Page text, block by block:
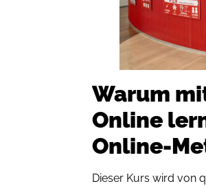
Warum
Online
Online-
Dieser Kurs wird von